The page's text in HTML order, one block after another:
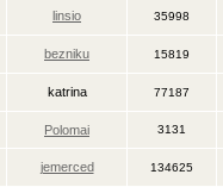
linsio 35998
bezniku 15819
katrina 77187
Polomai 3131
jemerced 134625